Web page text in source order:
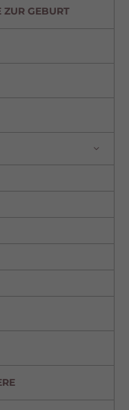
ZUR GEBURT